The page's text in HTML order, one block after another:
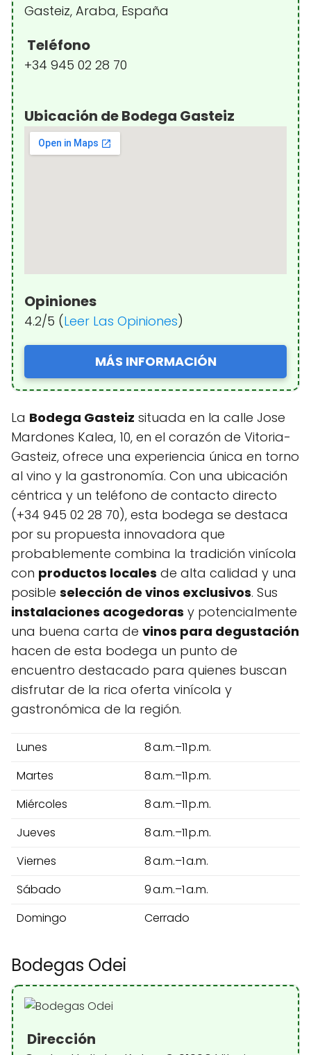
Gasteiz, Araba, España
Teléfono
+34 945 02 28 70
Ubicación de Bodega Gasteiz
Opiniones
4.2/5 (Leer Las Opiniones)
MÁS INFORMACIÓN
La Bodega Gasteiz situada en la calle Jose
Mardones Kalea, 10, en el corazón de Vitoria-
Gasteiz, ofrece una experiencia única en torno
al vino y la gastronomía. Con una ubicación
céntrica y un teléfono de contacto directo
(+34 945 02 28 70), esta bodega se destaca
por su propuesta innovadora que
probablemente combina la tradición vinícola
con productos locales de alta calidad y una
posible selección de vinos exclusivos. Sus
instalaciones acogedoras y potencialmente
una buena carta de vinos para degustación
hacen de esta bodega un punto de
encuentro destacado para quienes buscan
disfrutar de la rica oferta vinícola y
gastronómica de la región.
Lunes
8 a.m.–11 p.m.
Martes
8 a.m.–11 p.m.
Miércoles
8 a.m.–11 p.m.
Jueves
8 a.m.–11 p.m.
Viernes
8 a.m.–1 a.m.
Sábado
9 a.m.–1 a.m.
Domingo
Cerrado
Bodegas Odei
Dirección